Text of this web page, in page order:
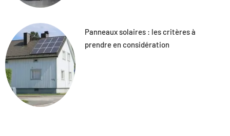
Panneaux solaires : les critères à
prendre en considération